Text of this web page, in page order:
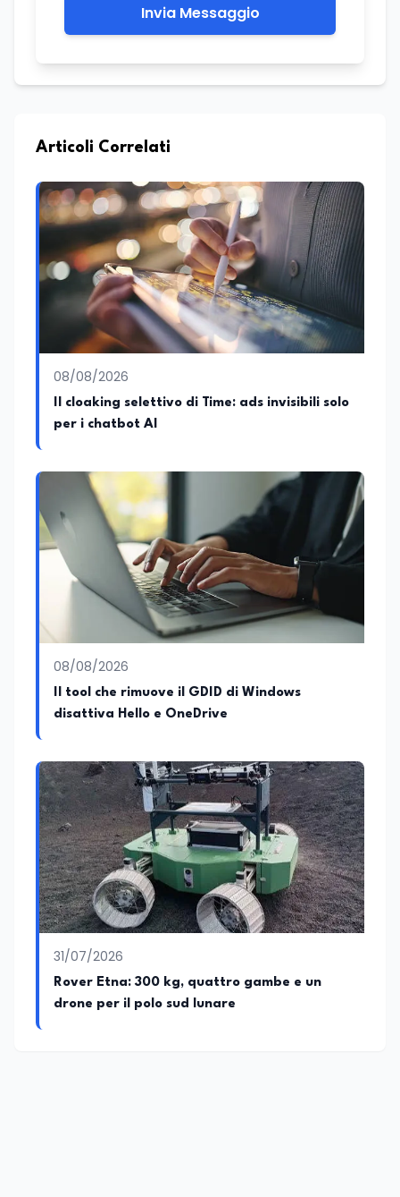
Invia Messaggio
Articoli Correlati
08/08/2026
Il cloaking selettivo di Time: ads invisibili solo
per i chatbot AI
08/08/2026
Il tool che rimuove il GDID di Windows
disattiva Hello e OneDrive
31/07/2026
Rover Etna: 300 kg, quattro gambe e un
drone per il polo sud lunare